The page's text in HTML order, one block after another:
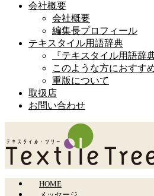
会社概要
会社概要
編集長プロフィール
テキスタイル用語辞典
『テキスタイル用語辞
このような方におすす
重版について
取扱店
お問い合わせ
HOME